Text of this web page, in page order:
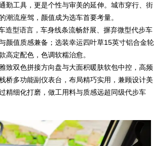
勤工具，更是个性与审美的延伸。城市穿行、街
流座驾，颜值成为选车首要考量。
造型语言，车身线条流畅舒展、摒弃微型代步车
颜值质感兼备；选装幸运四叶草15英寸铝合金轮
定配色，色调软糯治愈。
致双色拼接方向盘与大面积暖肤软包中控，高频
桥多功能副仪表台，布局精巧实用，兼顾设计美
精细化打磨，做工用料与质感远超同级代步车